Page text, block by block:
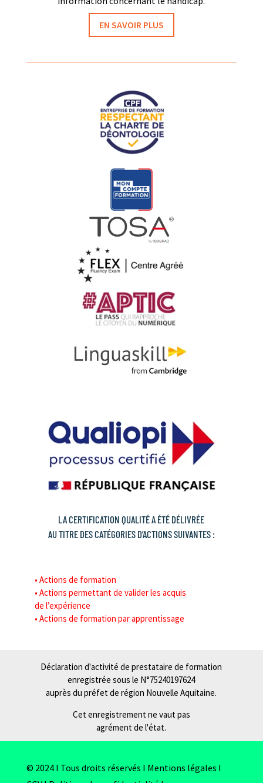
EN SAVOIR PLUS
LA CERTIFICATION QUALITÉ A ÉTÉ DÉLIVRÉE
AU TITRE DES CATÉGORIES D’ACTIONS SUIVANTES :
• Actions de formation
• Actions permettant de valider les acquis
de l’expérience
• Actions de formation par apprentissage
Déclaration d'activité de prestataire de formation
enregistrée sous le N°75240197624
auprès du préfet de région Nouvelle Aquitaine.
Cet enregistrement ne vaut pas
agrément de l'état.
© 2024 I Tous droits réservés I Mentions légales I